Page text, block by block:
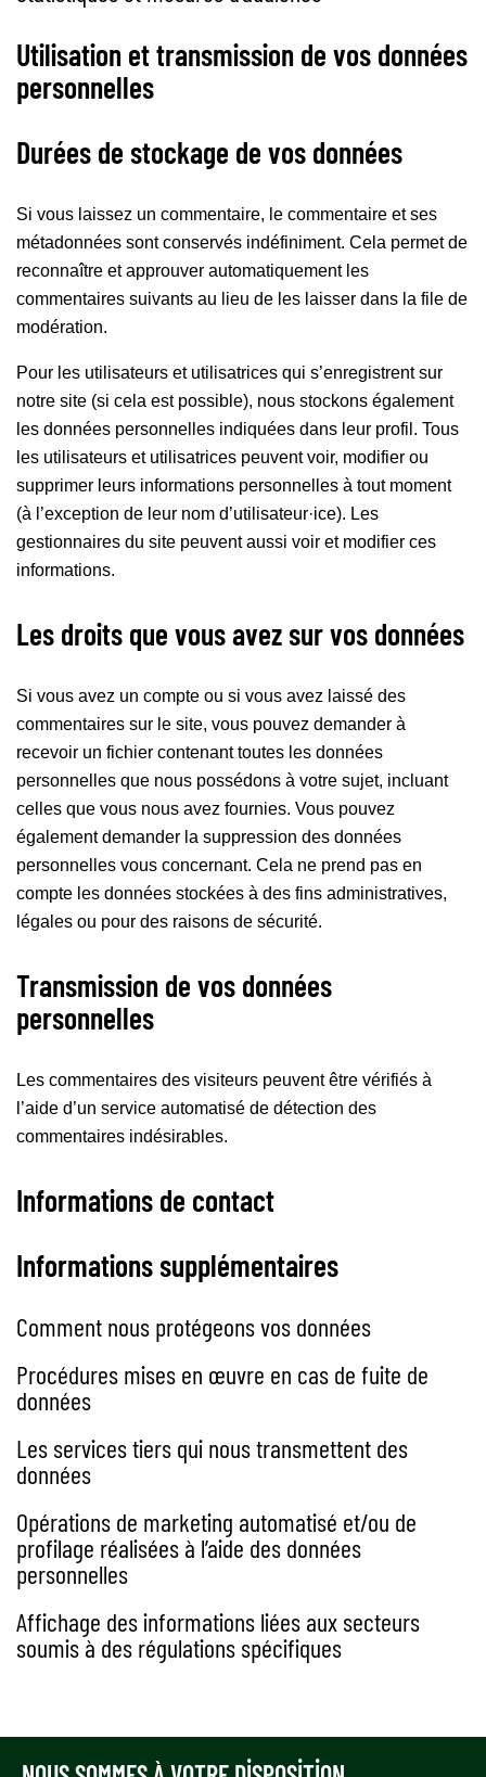
Utilisation et transmission de vos données
personnelles
Durées de stockage de vos données
Si vous laissez un commentaire, le commentaire et ses
métadonnées sont conservés indéfiniment. Cela permet de
reconnaître et approuver automatiquement les
commentaires suivants au lieu de les laisser dans la file de
modération.
Pour les utilisateurs et utilisatrices qui s’enregistrent sur
notre site (si cela est possible), nous stockons également
les données personnelles indiquées dans leur profil. Tous
les utilisateurs et utilisatrices peuvent voir, modifier ou
supprimer leurs informations personnelles à tout moment
(à l’exception de leur nom d’utilisateur·ice). Les
gestionnaires du site peuvent aussi voir et modifier ces
informations.
Les droits que vous avez sur vos données
Si vous avez un compte ou si vous avez laissé des
commentaires sur le site, vous pouvez demander à
recevoir un fichier contenant toutes les données
personnelles que nous possédons à votre sujet, incluant
celles que vous nous avez fournies. Vous pouvez
également demander la suppression des données
personnelles vous concernant. Cela ne prend pas en
compte les données stockées à des fins administratives,
légales ou pour des raisons de sécurité.
Transmission de vos données
personnelles
Les commentaires des visiteurs peuvent être vérifiés à
l’aide d’un service automatisé de détection des
commentaires indésirables.
Informations de contact
Informations supplémentaires
Comment nous protégeons vos données
Procédures mises en œuvre en cas de fuite de
données
Les services tiers qui nous transmettent des
données
Opérations de marketing automatisé et/ou de
profilage réalisées à l’aide des données
personnelles
Affichage des informations liées aux secteurs
soumis à des régulations spécifiques